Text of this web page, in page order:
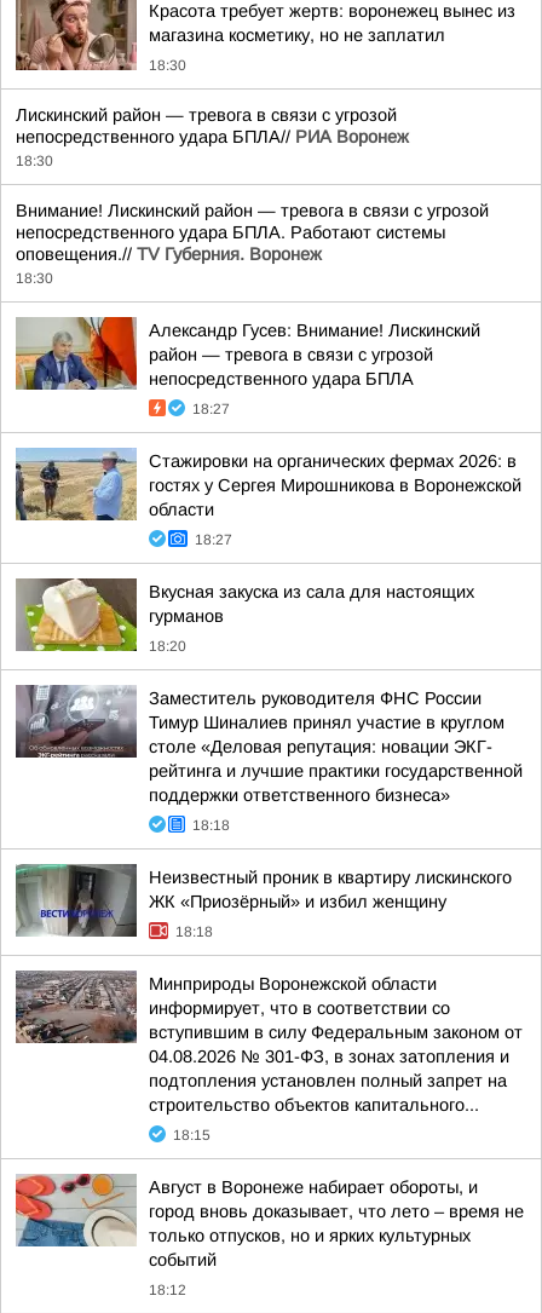
Красота требует жертв: воронежец вынес из
магазина косметику, но не заплатил
18:30
Лискинский район — тревога в связи с угрозой
непосредственного удара БПЛА// РИА Воронеж
18:30
Внимание! Лискинский район — тревога в связи с угрозой
непосредственного удара БПЛА. Работают системы
оповещения.// TV Губерния. Воронеж
18:30
Александр Гусев: Внимание! Лискинский
район — тревога в связи с угрозой
непосредственного удара БПЛА
18:27
Стажировки на органических фермах 2026: в
гостях у Сергея Мирошникова в Воронежской
области
18:27
Вкусная закуска из сала для настоящих
гурманов
18:20
Заместитель руководителя ФНС России
Тимур Шиналиев принял участие в круглом
столе «Деловая репутация: новации ЭКГ-
рейтинга и лучшие практики государственной
поддержки ответственного бизнеса»
18:18
Неизвестный проник в квартиру лискинского
ЖК «Приозёрный» и избил женщину
18:18
Минприроды Воронежской области
информирует, что в соответствии со
вступившим в силу Федеральным законом от
04.08.2026 № 301-ФЗ, в зонах затопления и
подтопления установлен полный запрет на
строительство объектов капитального...
18:15
Август в Воронеже набирает обороты, и
город вновь доказывает, что лето – время не
только отпусков, но и ярких культурных
событий
18:12